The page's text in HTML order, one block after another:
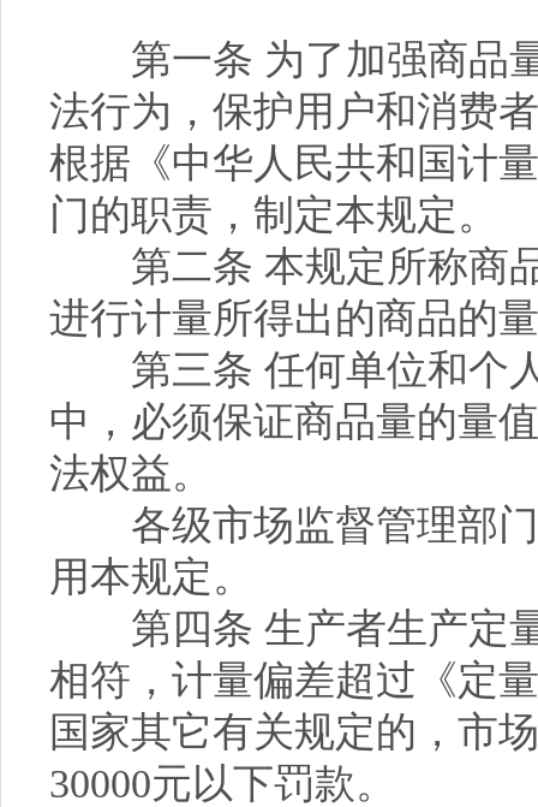
第一条 为了加强商品量
法行为，保护用户和消费
根据《中华人民共和国计
门的职责，制定本规定。
第二条 本规定所称商品
进行计量所得出的商品的
第三条 任何单位和个人
中，必须保证商品量的量
法权益。
各级市场监督管理部门
用本规定。
第四条 生产者生产定量
相符，计量偏差超过《定
国家其它有关规定的，市
30000元以下罚款。